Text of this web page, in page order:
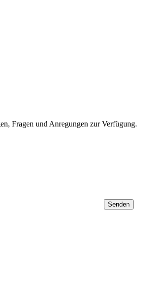
Fragen und Anregungen zur Verfügung.
Senden